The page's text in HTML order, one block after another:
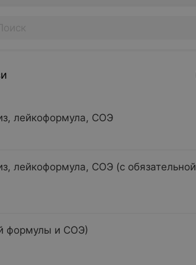
лейкоформула, СОЭ
лейкоформула, СОЭ (с обязательной
формулы и СОЭ)